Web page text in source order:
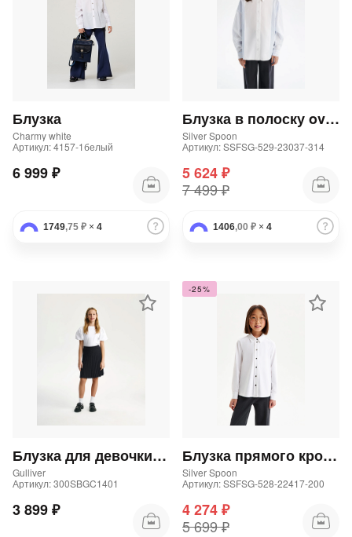
Блузка
Charmy white
Артикул: 4157-1белый
6 999 ₽
1749,75 ₽ × 4
Блузка в полоску oversize
Silver Spoon
Артикул: SSFSG-529-23037-314
5 624 ₽
7 499 ₽
1406,00 ₽ × 4
Блузка для девочки с объемными рукавами белая
Gulliver
Артикул: 300SBGC1401
3 899 ₽
-25%
Блузка прямого кроя из трикотажа
Silver Spoon
Артикул: SSFSG-528-22417-200
4 274 ₽
5 699 ₽